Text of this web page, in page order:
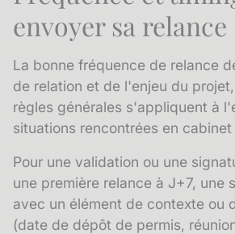
envoyer sa relance
La bonne fréquence de relance
de relation et de l'enjeu du
règles générales s'appliquent à
situations rencontrées en
Pour une validation ou une
une première relance à J+7, une
avec un élément de contexte ou
(date de dépôt de permis,